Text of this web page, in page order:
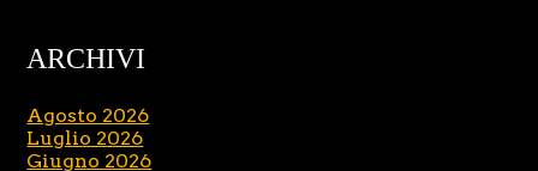
ARCHIVI
Agosto 2026
Luglio 2026
Giugno 2026